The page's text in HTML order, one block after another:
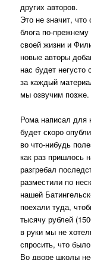
других авторов.
Это не значит,
блога по-
своей жизни и
новые авторы
нас будет
за каждый
мы озвучим позже.
Рома написал для
будет скоро
во что-нибудь
как раз пришлось
разгребал
разместили по
нашей
поехали туда,
тысячу рублей
в руки мы не
спросить, что
Во дворе школы